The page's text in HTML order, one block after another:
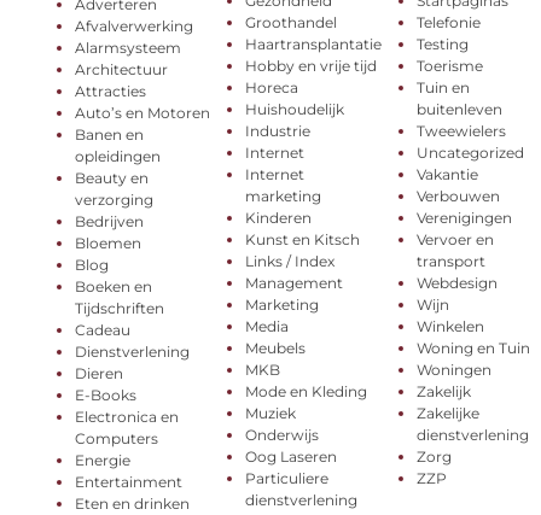
Adverteren
Afvalverwerking
Alarmsysteem
Architectuur
Attracties
Auto’s en Motoren
Banen en
opleidingen
Beauty en
verzorging
Bedrijven
Bloemen
Blog
Boeken en
Tijdschriften
Cadeau
Dienstverlening
Dieren
E-Books
Electronica en
Computers
Energie
Entertainment
Eten en drinken
Groothandel
Haartransplantatie
Hobby en vrije tijd
Horeca
Huishoudelijk
Industrie
Internet
Internet
marketing
Kinderen
Kunst en Kitsch
Links / Index
Management
Marketing
Media
Meubels
MKB
Mode en Kleding
Muziek
Onderwijs
Oog Laseren
Particuliere
dienstverlening
Telefonie
Testing
Toerisme
Tuin en
buitenleven
Tweewielers
Uncategorized
Vakantie
Verbouwen
Verenigingen
Vervoer en
transport
Webdesign
Wijn
Winkelen
Woning en Tuin
Woningen
Zakelijk
Zakelijke
dienstverlening
Zorg
ZZP